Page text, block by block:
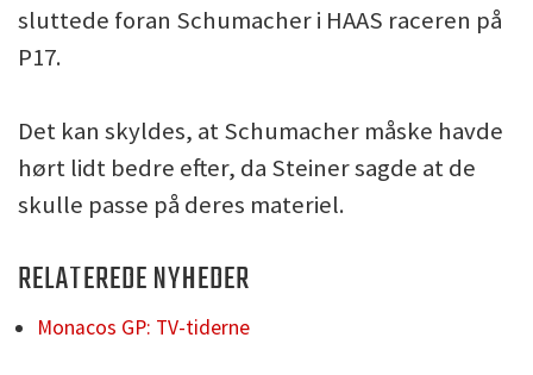
sluttede foran Schumacher i HAAS raceren på
P17.
Det kan skyldes, at Schumacher måske havde
hørt lidt bedre efter, da Steiner sagde at de
skulle passe på deres materiel.
RELATEREDE NYHEDER
Monacos GP: TV-tiderne